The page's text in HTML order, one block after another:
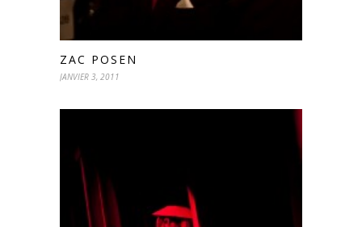
ZAC POSEN
JANVIER 3, 2011